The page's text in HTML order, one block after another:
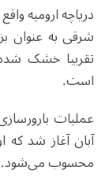
دریاچه ارومیه
شرقی به عنوان
تقریبا خشک
است.
آبان آغاز شد که
محسوب می‌شود.